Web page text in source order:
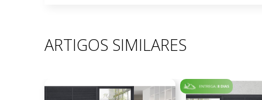
ARTIGOS SIMILARES